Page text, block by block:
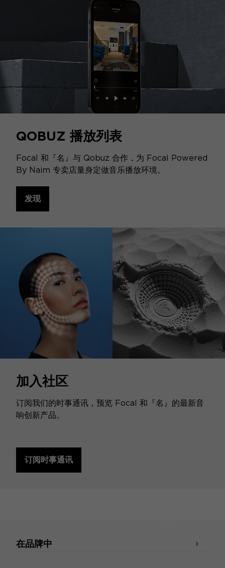
QOBUZ 播放列表
Focal 和『名』与 Qobuz 合作，为 Focal Powered
By Naim 专卖店量身定做音乐播放环境。
发现
加入社区
订阅我们的时事通讯，预览 Focal 和『名』的最新音
响创新产品。
订阅时事通讯
在品牌中